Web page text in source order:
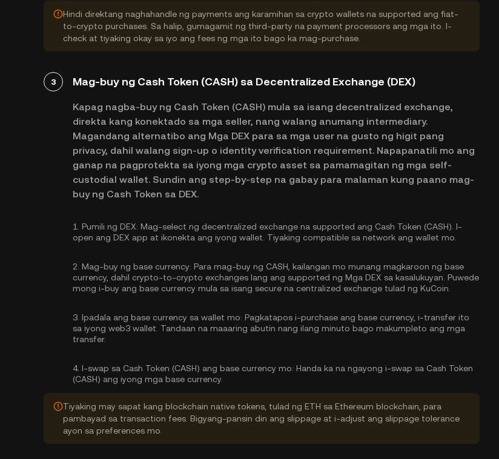
Hindi direktang naghahandle ng payments ang karamihan sa crypto wallets na supported ang fiat-
to-crypto purchases. Sa halip, gumagamit ng third-party na payment processors ang mga ito. I-
check at tiyaking okay sa iyo ang fees ng mga ito bago ka mag-purchase.
3 Mag-buy ng Cash Token (CASH) sa Decentralized Exchange (DEX)
Kapag nagba-buy ng Cash Token (CASH) mula sa isang decentralized exchange,
direkta kang konektado sa mga seller, nang walang anumang intermediary.
Magandang alternatibo ang Mga DEX para sa mga user na gusto ng higit pang
privacy, dahil walang sign-up o identity verification requirement. Napapanatili mo ang
ganap na pagprotekta sa iyong mga crypto asset sa pamamagitan ng mga self-
custodial wallet. Sundin ang step-by-step na gabay para malaman kung paano mag-
buy ng Cash Token sa DEX.
1. Pumili ng DEX: Mag-select ng decentralized exchange na supported ang Cash Token (CASH). I-
open ang DEX app at ikonekta ang iyong wallet. Tiyaking compatible sa network ang wallet mo.
2. Mag-buy ng base currency: Para mag-buy ng CASH, kailangan mo munang magkaroon ng base
currency, dahil crypto-to-crypto exchanges lang ang supported ng Mga DEX sa kasalukuyan. Puwede
mong i-buy ang base currency mula sa isang secure na centralized exchange tulad ng KuCoin.
3. Ipadala ang base currency sa wallet mo: Pagkatapos i-purchase ang base currency, i-transfer ito
sa iyong web3 wallet. Tandaan na maaaring abutin nang ilang minuto bago makumpleto ang mga
transfer.
4. I-swap sa Cash Token (CASH) ang base currency mo: Handa ka na ngayong i-swap sa Cash Token
(CASH) ang iyong mga base currency.
Tiyaking may sapat kang blockchain native tokens, tulad ng ETH sa Ethereum blockchain, para
pambayad sa transaction fees. Bigyang-pansin din ang slippage at i-adjust ang slippage tolerance
ayon sa preferences mo.